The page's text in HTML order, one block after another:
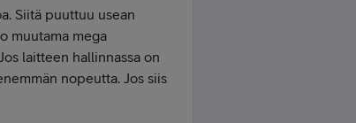
Siitä puuttuu usean
muutama mega
laitteen hallinnassa on
nopeutta. Jos siis